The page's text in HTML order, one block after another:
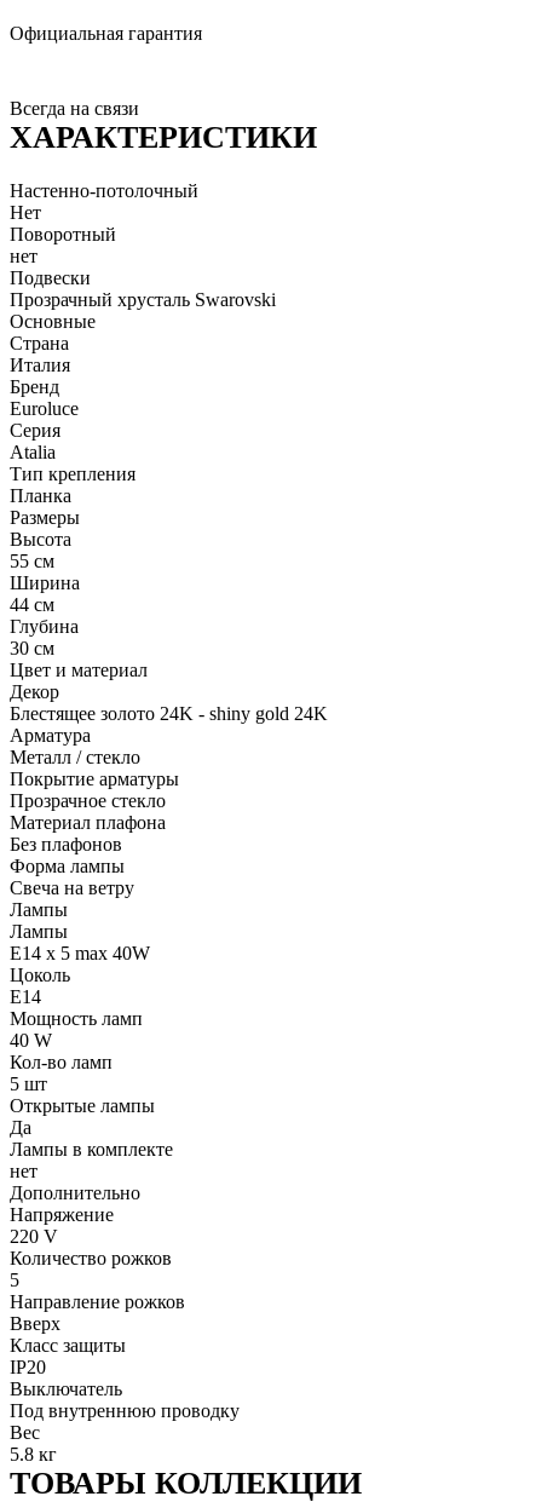
Официальная гарантия
Всегда на связи
ХАРАКТЕРИСТИКИ
Настенно-потолочный
Нет
Поворотный
нет
Подвески
Прозрачный хрусталь Swarovski
Основные
Страна
Италия
Бренд
Euroluce
Серия
Atalia
Тип крепления
Планка
Размеры
Высота
55 см
Ширина
44 см
Глубина
30 см
Цвет и материал
Декор
Блестящее золото 24K - shiny gold 24K
Арматура
Металл / стекло
Покрытие арматуры
Прозрачное стекло
Материал плафона
Без плафонов
Форма лампы
Свеча на ветру
Лампы
Лампы
E14 x 5 max 40W
Цоколь
E14
Мощность ламп
40 W
Кол-во ламп
5 шт
Открытые лампы
Да
Лампы в комплекте
нет
Дополнительно
Напряжение
220 V
Количество рожков
5
Направление рожков
Вверх
Класс защиты
IP20
Выключатель
Под внутреннюю проводку
Вес
5.8 кг
ТОВАРЫ КОЛЛЕКЦИИ